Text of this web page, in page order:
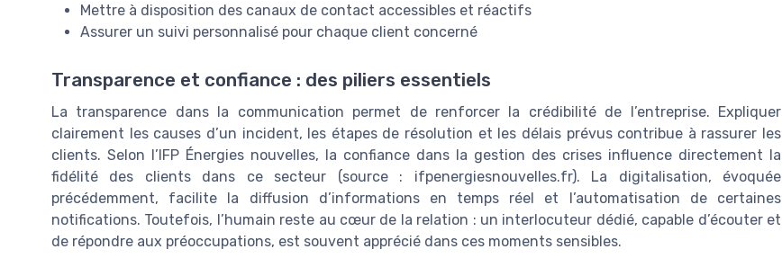
Mettre à disposition des canaux de contact accessibles et réactifs
Assurer un suivi personnalisé pour chaque client concerné
Transparence et confiance : des piliers essentiels
La transparence dans la communication permet de renforcer la crédibilité de l’entreprise. Expliquer
clairement les causes d’un incident, les étapes de résolution et les délais prévus contribue à rassurer les
clients. Selon l’IFP Énergies nouvelles, la confiance dans la gestion des crises influence directement la
fidélité des clients dans ce secteur (source : ifpenergiesnouvelles.fr). La digitalisation, évoquée
précédemment, facilite la diffusion d’informations en temps réel et l’automatisation de certaines
notifications. Toutefois, l’humain reste au cœur de la relation : un interlocuteur dédié, capable d’écouter et
de répondre aux préoccupations, est souvent apprécié dans ces moments sensibles.